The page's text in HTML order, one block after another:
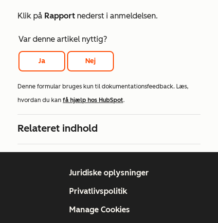
Klik på Rapport nederst i anmeldelsen.
Var denne artikel nyttig?
Ja Nej
Denne formular bruges kun til dokumentationsfeedback. Læs,
hvordan du kan få hjælp hos HubSpot.
Relateret indhold
Juridiske oplysninger
Privatlivspolitik
Manage Cookies